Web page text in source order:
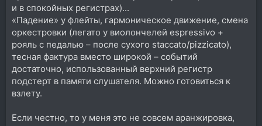
и в спокойных регистрах)...
«Падение» у флейты, гармоническое движение, смена
оркестровки (легато у виолончелей espressivo +
рояль с педалью – после сухого staccato/pizzicato),
тесная фактура вместо широкой – событий
достаточно, использованный верхний регистр
подстерт в памяти слушателя. Можно готовиться к
взлету.
Если честно, то у меня это не совсем аранжировка,